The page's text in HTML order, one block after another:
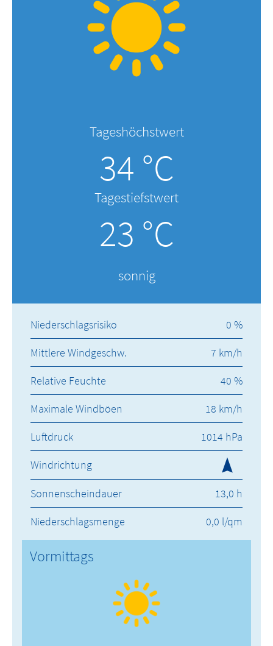
Tageshöchstwert
34 °C
Tagestiefstwert
23 °C
sonnig
Niederschlagsrisiko
0 %
Mittlere Windgeschw.
7 km/h
Relative Feuchte
40 %
Maximale Windböen
18 km/h
Luftdruck
1014 hPa
Windrichtung
Sonnenscheindauer
13,0 h
Niederschlagsmenge
0,0 l/qm
Vormittags